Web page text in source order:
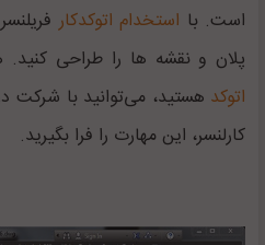
است. با استخدام اتوکدکار
پلان و نقشه ها را طراحی
اتوکد هستید، می‌توانید با شرکت
کارلنسر، این مهارت را فرا بگیرید.